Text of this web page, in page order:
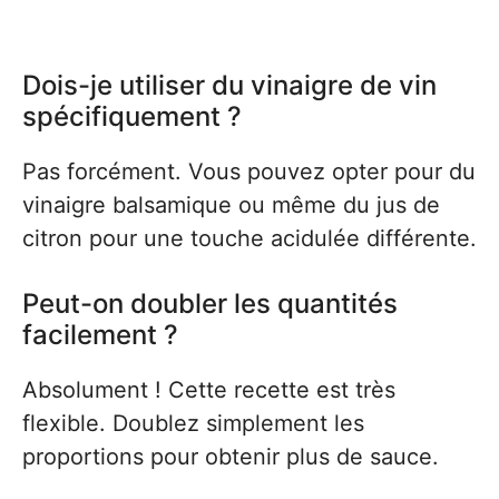
Dois-je utiliser du vinaigre de vin
spécifiquement ?
Pas forcément. Vous pouvez opter pour du
vinaigre balsamique ou même du jus de
citron pour une touche acidulée différente.
Peut-on doubler les quantités
facilement ?
Absolument ! Cette recette est très
flexible. Doublez simplement les
proportions pour obtenir plus de sauce.